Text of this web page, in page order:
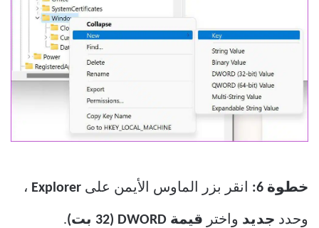
خطوة 6: انقر بزر الماوس الأيمن على Explorer ،
وحدد جديد واختر قيمة DWORD (32 بت) .